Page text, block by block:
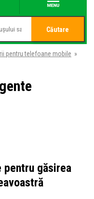
Căutare
pentru telefoane mobile »
găsirea